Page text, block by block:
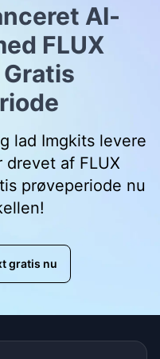
AI-
FLUX
lad Imgkits levere
af FLUX
prøveperiode nu
gratis nu